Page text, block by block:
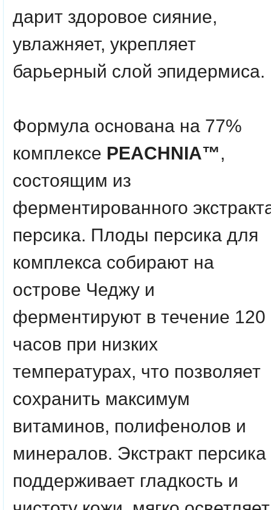
дарит здоровое сияние,
увлажняет, укрепляет
барьерный слой эпидермиса.
Формула основана на 77%
комплексе PEACHNIA™,
состоящим из
ферментированного
персика. Плоды персика для
комплекса собирают на
острове Чеджу и
ферментируют в течение 120
часов при низких
температурах, что позволяет
сохранить максимум
витаминов, полифенолов и
минералов. Экстракт персика
поддерживает гладкость и